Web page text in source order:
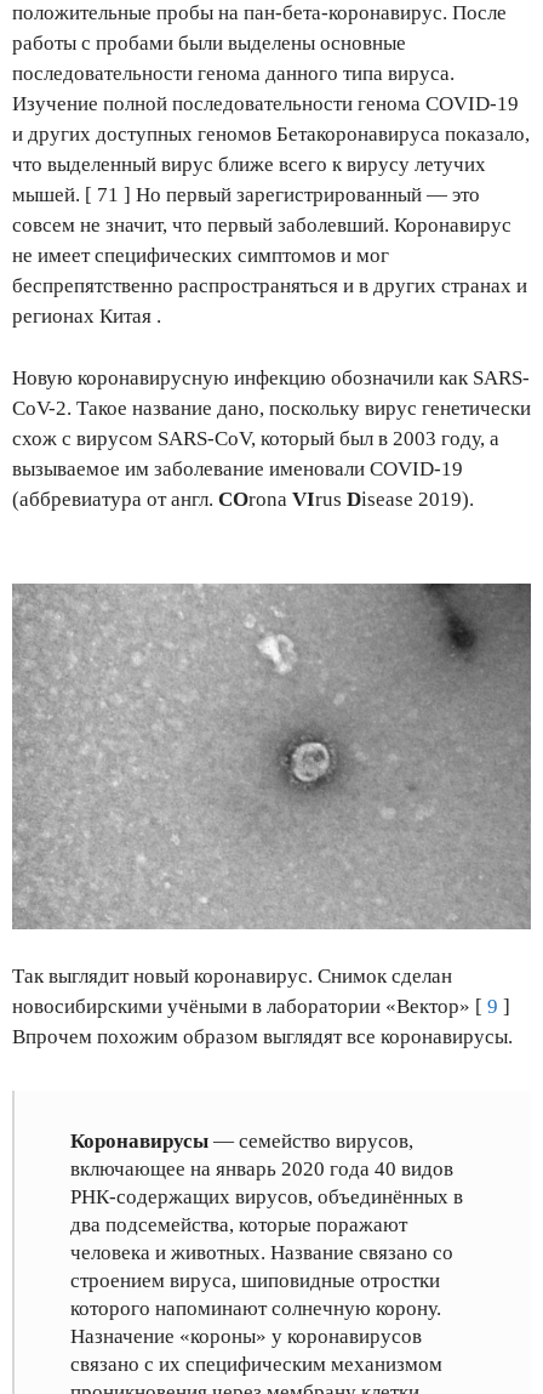
положительные пробы на пан-бета-коронавирус. После
работы с пробами были выделены основные
последовательности генома данного типа вируса.
Изучение полной последовательности генома COVID-19
и других доступных геномов Бетакоронавируса показало,
что выделенный вирус ближе всего к вирусу летучих
мышей. [ 71 ] Но первый зарегистрированный — это
совсем не значит, что первый заболевший. Коронавирус
не имеет специфических симптомов и мог
беспрепятственно распространяться и в других странах и
регионах Китая .
Новую коронавирусную инфекцию обозначили как SARS-
CoV-2. Такое название дано, поскольку вирус генетически
схож с вирусом SARS-CoV, который был в 2003 году, а
вызываемое им заболевание именовали COVID-19
(аббревиатура от англ. COrona VIrus Disease 2019).
Так выглядит новый коронавирус. Снимок сделан
новосибирскими учёными в лаборатории «Вектор» [ 9 ]
Впрочем похожим образом выглядят все коронавирусы.
Коронавирусы — семейство вирусов,
включающее на январь 2020 года 40 видов
РНК-содержащих вирусов, объединённых в
два подсемейства, которые поражают
человека и животных. Название связано со
строением вируса, шиповидные отростки
которого напоминают солнечную корону.
Назначение «короны» у коронавирусов
связано с их специфическим механизмом